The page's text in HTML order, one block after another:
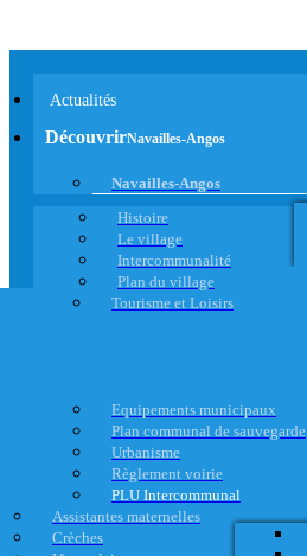
Actualités
DécouvrirNavailles-Angos
Navailles-Angos
Histoire
Le village
Intercommunalité
Plan du village
Tourisme et Loisirs
Equipements municipaux
Plan communal de sauvegarde
Urbanisme
Règlement voirie
PLU Intercommunal
Assistantes maternelles
Crèches